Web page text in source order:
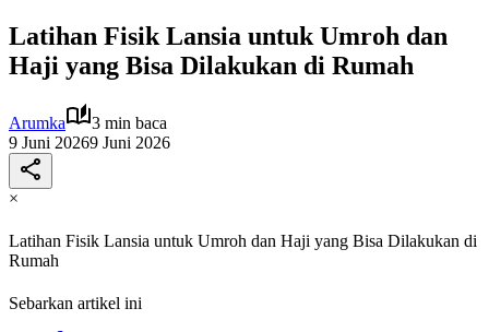
Latihan Fisik Lansia untuk Umroh dan
Haji yang Bisa Dilakukan di Rumah
Arumka
3 min baca
9 Juni 20269 Juni 2026
×
Latihan Fisik Lansia untuk Umroh dan Haji yang Bisa Dilakukan di
Rumah
Sebarkan artikel ini